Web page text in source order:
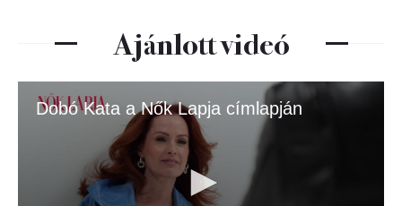
Ajánlott videó
Dobó Kata a Nők Lapja címlapján